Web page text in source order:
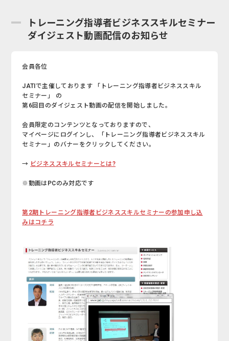
トレーニング指導者ビジネススキルセミナー
ダイジェスト動画配信のお知らせ
会員各位
JATIで主催しております 「トレーニング指導者ビジネススキル
セミナー」 の
第6回目のダイジェスト動画の配信を開始しました。
会員限定のコンテンツとなっておりますので、
マイページにログインし、「トレーニング指導者ビジネススキル
セミナー」のバナーをクリックしてください。
→ ビジネススキルセミナーとは?
※動画はPCのみ対応です
第2期トレーニング指導者ビジネススキルセミナーの参加申し込
みはコチラ